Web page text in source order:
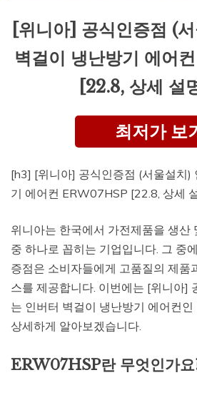
[위니아] 공식인증점 (
벽걸이 냉난방기 에어
[22.8, 상세 설
최저가 보
[h3] [위니아] 공식인증점 (서울설치)
기 에어컨 ERW07HSP [22.8, 상세
위니아는 한국에서 가전제품을 생산
중 하나로 꼽히는 기업입니다. 그 중
증점은 소비자들에게 고품질의 제품
스를 제공합니다. 이번에는 [위니아]
는 인버터 벽걸이 냉난방기 에어컨
상세하게 알아보겠습니다.
ERW07HSP란 무엇인가요